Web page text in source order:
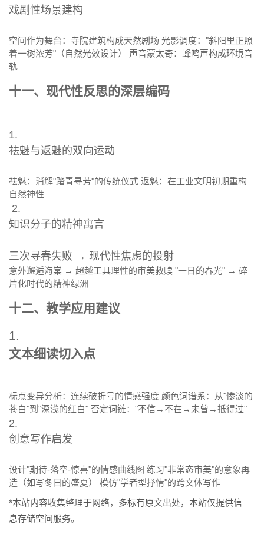
戏剧性场景建构
空间作为舞台：寺院建筑构成天然剧场 光影调度："斜阳里正照
着一树浓芳"（自然光效设计） 声音蒙太奇：蜂鸣声构成环境音
轨
十一、现代性反思的深层编码
1.
祛魅与返魅的双向运动
祛魅：消解"踏青寻芳"的传统仪式 返魅：在工业文明初期重构
自然神性
2.
知识分子的精神寓言
三次寻春失败 → 现代性焦虑的投射
意外邂逅海棠 → 超越工具理性的审美救赎 "一日的春光" → 碎
片化时代的精神绿洲
十二、教学应用建议
1.
文本细读切入点
标点变异分析：连续破折号的情感强度 颜色词谱系：从"惨淡的
苍白"到"深浅的红白" 否定词链："不信→不在→未曾→抵得过"
2.
创意写作启发
设计"期待-落空-惊喜"的情感曲线图 练习"非常态审美"的意象再
造（如写冬日的盛夏） 模仿"学者型抒情"的跨文体写作
*本站内容收集整理于网络，多标有原文出处，本站仅提供信
息存储空间服务。